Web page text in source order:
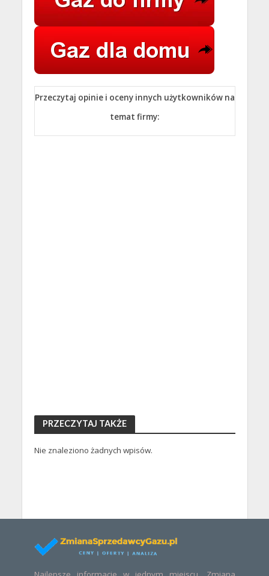
Przeczytaj opinie i oceny innych użytkowników na
temat firmy:
PRZECZYTAJ TAKŻE
Nie znaleziono żadnych wpisów.